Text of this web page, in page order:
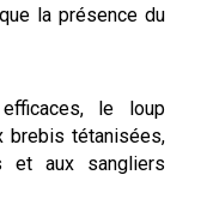
la présence du
le loup
brebis tétanisées,
et aux sangliers